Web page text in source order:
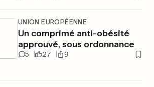
UNION EUROPÉENNE
Un comprimé anti-obésité
approuvé, sous ordonnance
5 27 9